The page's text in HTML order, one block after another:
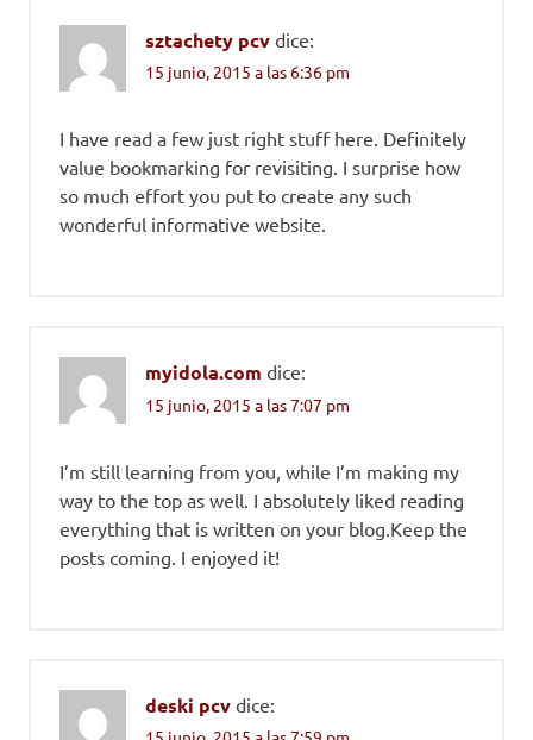
sztachety pcv dice:
15 junio, 2015 a las 6:36 pm
I have read a few just right stuff here. Definitely
value bookmarking for revisiting. I surprise how
so much effort you put to create any such
wonderful informative website.
myidola.com dice:
15 junio, 2015 a las 7:07 pm
I’m still learning from you, while I’m making my
way to the top as well. I absolutely liked reading
everything that is written on your blog.Keep the
posts coming. I enjoyed it!
deski pcv dice: